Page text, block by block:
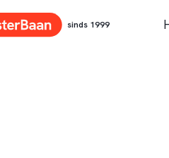
sinds 1999